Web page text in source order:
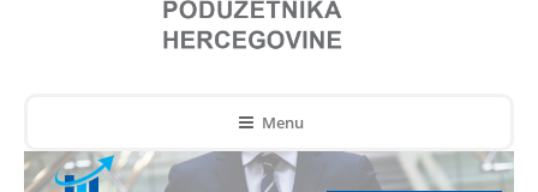
Menu